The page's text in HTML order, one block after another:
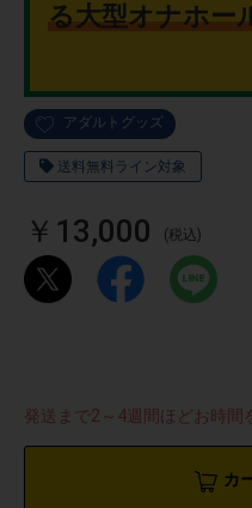
アダルトグッズ
送料無料ライン対象
る大型オナホー
￥13,000 (税込)
発送まで2～4週間ほどお時間
カ